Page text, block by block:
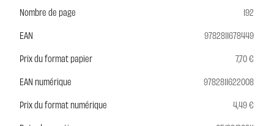
Nombre de page
192
EAN
9782811678449
Prix du format papier
7,70 €
EAN numérique
9782811622008
Prix du format numérique
4,49 €